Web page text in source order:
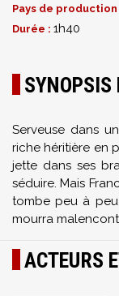
Pays de production
Durée : 1h40
SYNOPSIS
Serveuse dans
riche héritière en
jette dans ses
séduire. Mais
tombe peu à
mourra
ACTEURS